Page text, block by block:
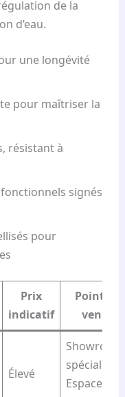
de la
d’eau.
une longévité
pour maîtriser la
résistant à
signés
pour
Prix
indicatif
Point de
vente
Élevé
spécialisés,
Espace